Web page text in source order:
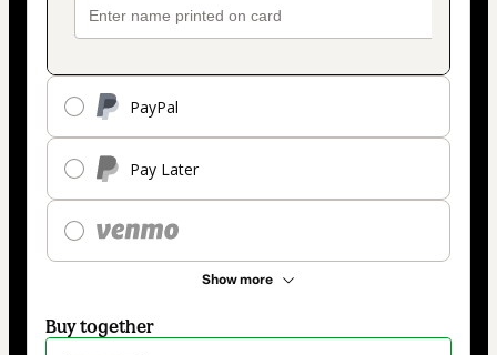
PayPal
Pay Later
Show more
Buy together